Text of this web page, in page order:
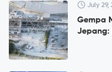
July 29,
Gempa
Jepang: